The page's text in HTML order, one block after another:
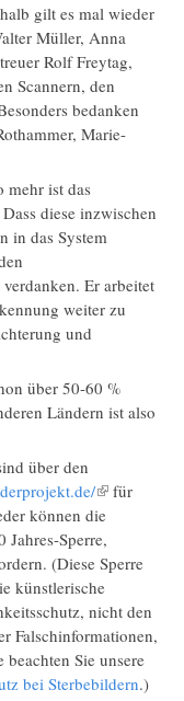
gilt es mal wieder
Müller, Anna
Rolf Freytag,
Scannern, den
bedanken
Marie-
mehr ist das
diese inzwischen
in das System
Er arbeitet
weiter zu
und
über 50-60 %
Ländern ist also
über den
(Link ist
extern)
für
können die
Jahres-Sperre,
(Diese Sperre
künstlerische
nicht den
Falschinformationen,
Sie unsere
bei Sterbebildern.)